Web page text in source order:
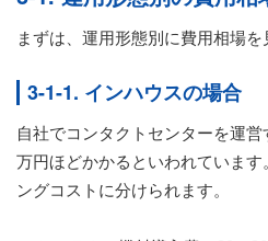
まずは、運用形態別に費用相場を
3-1-1. インハウスの場合
自社でコンタクトセンターを運
万円ほどかかるといわれていま
ングコストに分けられます。